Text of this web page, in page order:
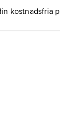
kostnadsfria